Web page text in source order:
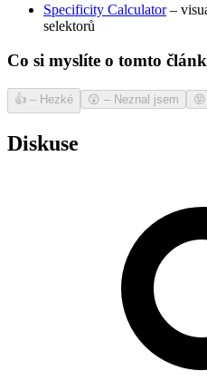
Specificity Calculator–
selektorů
Co si myslíte o tomto
👍 – Hezké 😲 – Neznal jsem 😝
Diskuse